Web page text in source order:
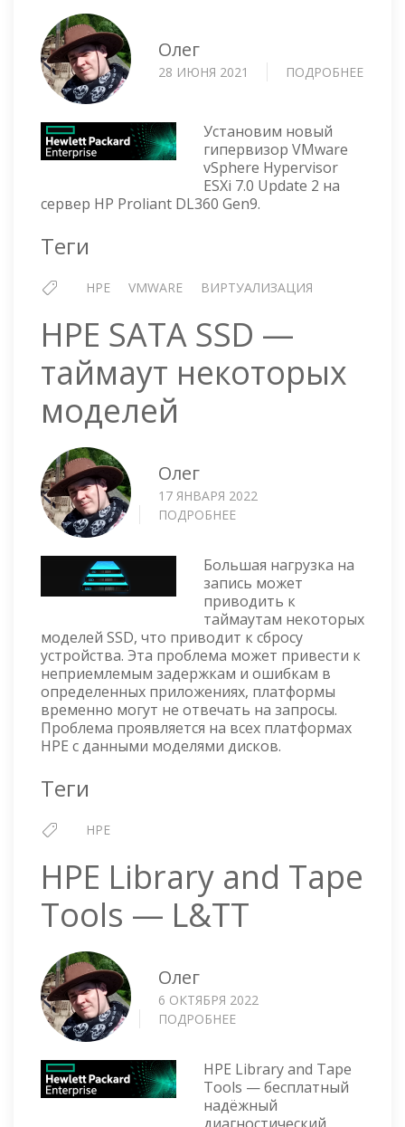
Олег
28 ИЮНЯ 2021 ПОДРОБНЕЕ
Установим новый
гипервизор VMware
vSphere Hypervisor
ESXi 7.0 Update 2 на
сервер HP Proliant DL360 Gen9.
Теги
HPE VMWARE ВИРТУАЛИЗАЦИЯ
HPE SATA SSD —
таймаут некоторых
моделей
Олег
17 ЯНВАРЯ 2022
ПОДРОБНЕЕ
SSD
—
ТАЙМАУТ
НЕКОТОРЫХ
МОДЕЛЕЙ
Большая нагрузка на
запись может
приводить к
таймаутам некоторых
моделей SSD, что приводит к сбросу
устройства. Эта проблема может привести к
неприемлемым задержкам и ошибкам в
определенных приложениях, платформы
временно могут не отвечать на запросы.
Проблема проявляется на всех платформах
HPE с данными моделями дисков.
Теги
HPE
HPE Library and Tape
Tools — L&TT
Олег
6 ОКТЯБРЯ 2022
ПОДРОБНЕЕ
AND
TAPE
TOOLS
HPE Library and Tape
Tools — бесплатный
надёжный